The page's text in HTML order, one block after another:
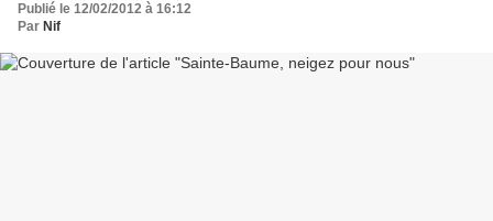
Publié le 12/02/2012 à 16:12
Par Nif